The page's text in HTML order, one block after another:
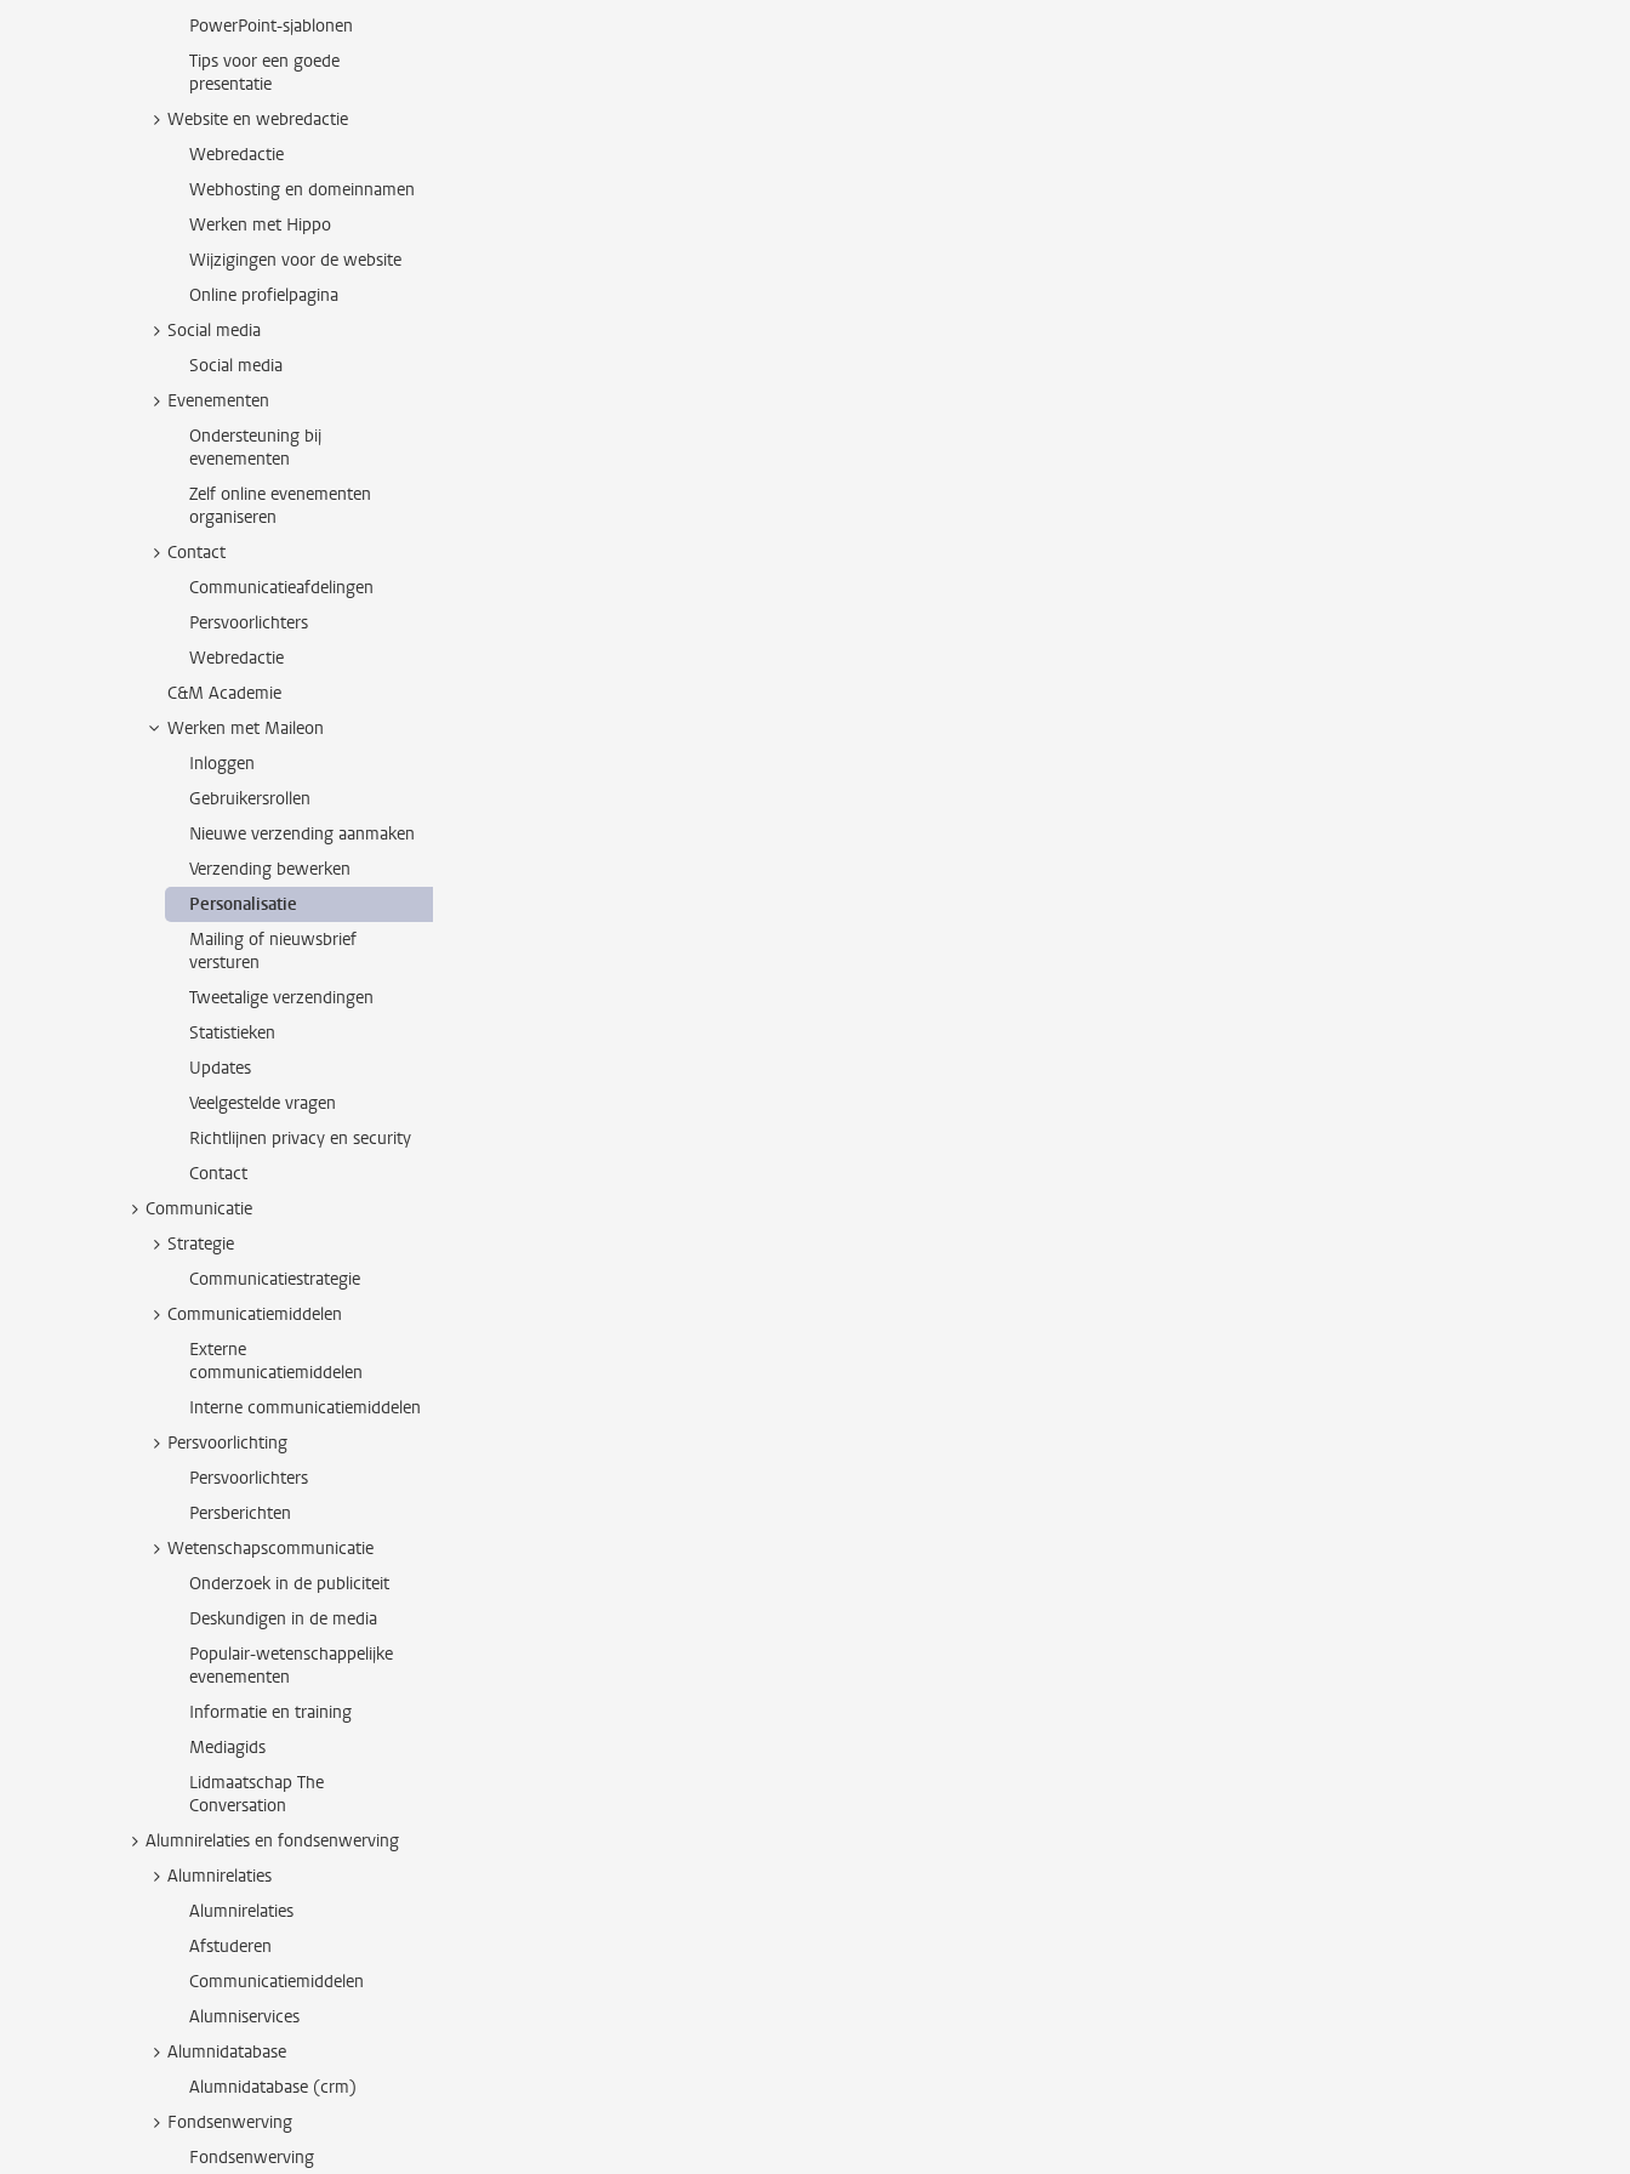
PowerPoint-sjablonen
Tips voor een goede
presentatie
Website en webredactie
Webredactie
Webhosting en domeinnamen
Werken met Hippo
Wijzigingen voor de website
Online profielpagina
Social media
Social media
Evenementen
Ondersteuning bij
evenementen
Zelf online evenementen
organiseren
Contact
Communicatieafdelingen
Persvoorlichters
Webredactie
C&M Academie
Werken met Maileon
Inloggen
Gebruikersrollen
Nieuwe verzending aanmaken
Verzending bewerken
Personalisatie
Mailing of nieuwsbrief
versturen
Tweetalige verzendingen
Statistieken
Updates
Veelgestelde vragen
Richtlijnen privacy en security
Contact
Communicatie
Strategie
Communicatiestrategie
Communicatiemiddelen
Externe
communicatiemiddelen
Interne communicatiemiddelen
Persvoorlichting
Persvoorlichters
Persberichten
Wetenschapscommunicatie
Onderzoek in de publiciteit
Deskundigen in de media
Populair-wetenschappelijke
evenementen
Informatie en training
Mediagids
Lidmaatschap The
Conversation
Alumnirelaties en fondsenwerving
Alumnirelaties
Alumnirelaties
Afstuderen
Communicatiemiddelen
Alumniservices
Alumnidatabase
Alumnidatabase (crm)
Fondsenwerving
Fondsenwerving